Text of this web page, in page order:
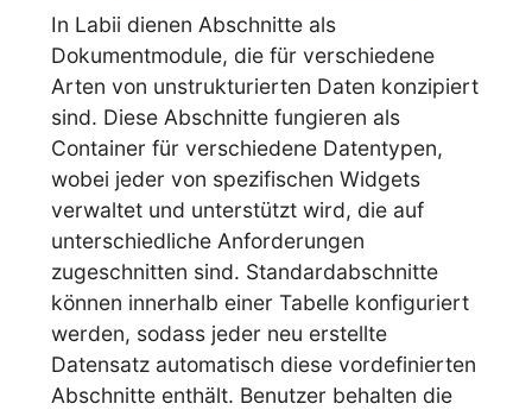
In Labii dienen Abschnitte als
Dokumentmodule, die für verschiedene
Arten von unstrukturierten Daten konzipiert
sind. Diese Abschnitte fungieren als
Container für verschiedene Datentypen,
wobei jeder von spezifischen Widgets
verwaltet und unterstützt wird, die auf
unterschiedliche Anforderungen
zugeschnitten sind. Standardabschnitte
können innerhalb einer Tabelle konfiguriert
werden, sodass jeder neu erstellte
Datensatz automatisch diese vordefinierten
Abschnitte enthält. Benutzer behalten die